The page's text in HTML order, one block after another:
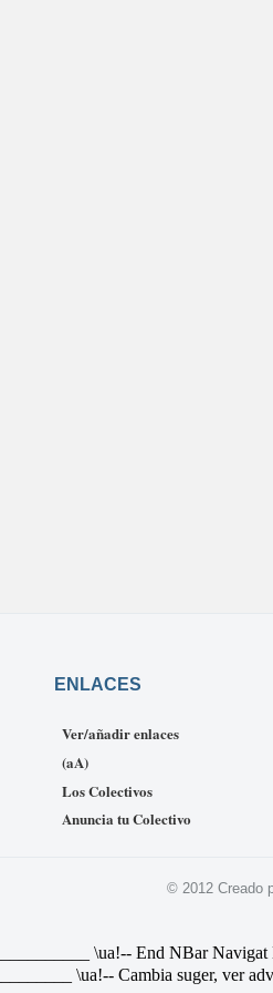
ENLACES
Ver/añadir enlaces
(aA)
Los Colectivos
Anuncia tu Colectivo
© 2012 Creado
\ua!-- End NBar
\ua!-- Cambia suger, ver